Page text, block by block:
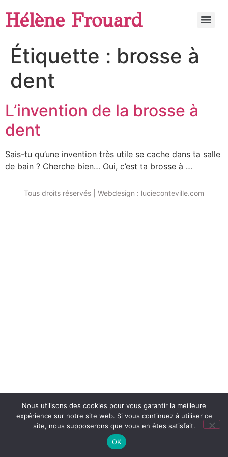
Hélène Frouard
Étiquette : brosse à
dent
L’invention de la brosse à
dent
Sais-tu qu’une invention très utile se cache dans ta salle
de bain ? Cherche bien… Oui, c’est ta brosse à …
Tous droits réservés | Webdesign : lucieconteville.com
Nous utilisons des cookies pour vous garantir la meilleure
expérience sur notre site web. Si vous continuez à utiliser ce
site, nous supposerons que vous en êtes satisfait.
OK